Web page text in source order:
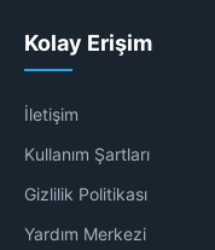
Kolay Erişim
İletişim
Kullanım Şartları
Gizlilik Politikası
Yardım Merkezi